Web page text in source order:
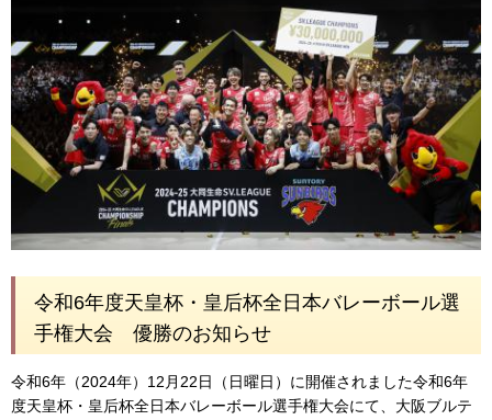
令和6年度天皇杯・皇后杯全日本バレーボール選
手権大会 優勝のお知らせ
令和6年（2024年）12月22日（日曜日）に開催されました令和6年
度天皇杯・皇后杯全日本バレーボール選手権大会にて、大阪ブルテ